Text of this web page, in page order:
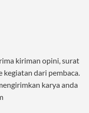
kiriman opini, surat
kegiatan dari pembaca.
karya anda